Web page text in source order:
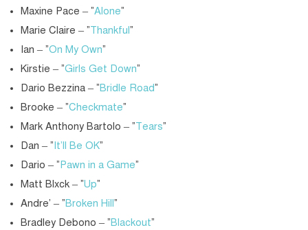
Maxine Pace – “Alone“
Marie Claire – “ Thankful“
Ian – “On My Own“
Kirstie – “Girls Get Down“
Dario Bezzina – “Bridle Road“
Brooke – “Checkmate“
Mark Anthony Bartolo – “ Tears“
Dan – “It’ll Be OK“
Dario – “Pawn in a Game“
Matt Blxck – “Up“
Andre’ – “Broken Hill“
Bradley Debono – “Blackout“